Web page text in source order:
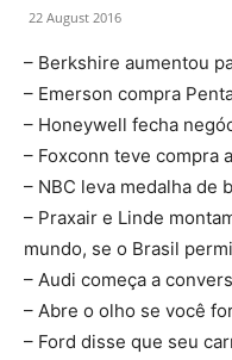
22 August 2016
– Berkshire aumentou
– Emerson compra
– Honeywell fecha
– Foxconn teve compra
– NBC leva medalha de
– Praxair e Linde
mundo, se o Brasil
– Audi começa a
– Abre o olho se você
– Ford disse que seu